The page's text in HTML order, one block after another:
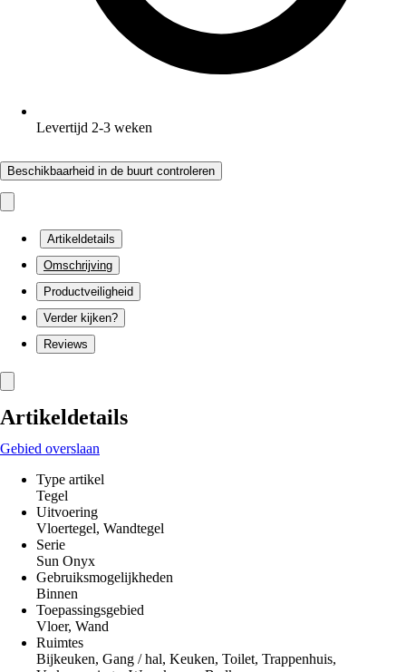
Levertijd 2-3 weken
Beschikbaarheid in de buurt controleren
Artikeldetails
Omschrijving
Productveiligheid
Verder kijken?
Reviews
Artikeldetails
Gebied overslaan
Type artikel
Tegel
Uitvoering
Vloertegel, Wandtegel
Serie
Sun Onyx
Gebruiksmogelijkheden
Binnen
Toepassingsgebied
Vloer, Wand
Ruimtes
Bijkeuken, Gang / hal, Keuken, Toilet, Trappenhuis,